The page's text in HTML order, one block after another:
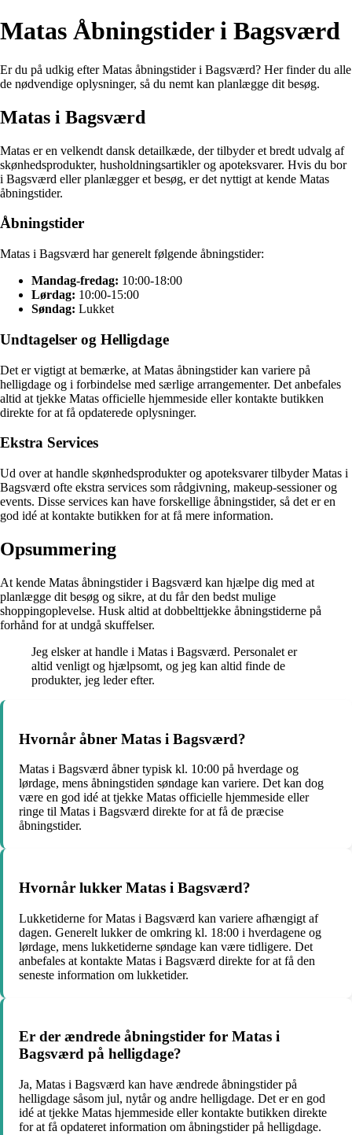
Matas Åbningstider i Bagsværd
Er du på udkig efter Matas åbningstider i Bagsværd? Her finder du alle
de nødvendige oplysninger, så du nemt kan planlægge dit besøg.
Matas i Bagsværd
Matas er en velkendt dansk detailkæde, der tilbyder et bredt udvalg af
skønhedsprodukter, husholdningsartikler og apoteksvarer. Hvis du bor
i Bagsværd eller planlægger et besøg, er det nyttigt at kende Matas
åbningstider.
Åbningstider
Matas i Bagsværd har generelt følgende åbningstider:
Mandag-fredag: 10:00-18:00
Lørdag: 10:00-15:00
Søndag: Lukket
Undtagelser og Helligdage
Det er vigtigt at bemærke, at Matas åbningstider kan variere på
helligdage og i forbindelse med særlige arrangementer. Det anbefales
altid at tjekke Matas officielle hjemmeside eller kontakte butikken
direkte for at få opdaterede oplysninger.
Ekstra Services
Ud over at handle skønhedsprodukter og apoteksvarer tilbyder Matas i
Bagsværd ofte ekstra services som rådgivning, makeup-sessioner og
events. Disse services kan have forskellige åbningstider, så det er en
god idé at kontakte butikken for at få mere information.
Opsummering
At kende Matas åbningstider i Bagsværd kan hjælpe dig med at
planlægge dit besøg og sikre, at du får den bedst mulige
shoppingoplevelse. Husk altid at dobbelttjekke åbningstiderne på
forhånd for at undgå skuffelser.
Jeg elsker at handle i Matas i Bagsværd. Personalet er
altid venligt og hjælpsomt, og jeg kan altid finde de
produkter, jeg leder efter.
Hvornår åbner Matas i Bagsværd?
Matas i Bagsværd åbner typisk kl. 10:00 på hverdage og
lørdage, mens åbningstiden søndage kan variere. Det kan dog
være en god idé at tjekke Matas officielle hjemmeside eller
ringe til Matas i Bagsværd direkte for at få de præcise
åbningstider.
Hvornår lukker Matas i Bagsværd?
Lukketiderne for Matas i Bagsværd kan variere afhængigt af
dagen. Generelt lukker de omkring kl. 18:00 i hverdagene og
lørdage, mens lukketiderne søndage kan være tidligere. Det
anbefales at kontakte Matas i Bagsværd direkte for at få den
seneste information om lukketider.
Er der ændrede åbningstider for Matas i
Bagsværd på helligdage?
Ja, Matas i Bagsværd kan have ændrede åbningstider på
helligdage såsom jul, nytår og andre helligdage. Det er en god
idé at tjekke Matas hjemmeside eller kontakte butikken direkte
for at få opdateret information om åbningstider på helligdage.